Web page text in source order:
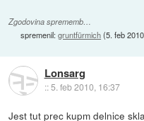
Zgodovina sprememb…
spremenil:gruntfürmich(5. feb
Lonsarg
::5. feb 2010, 16:37
Jest tut prec kupm delnice